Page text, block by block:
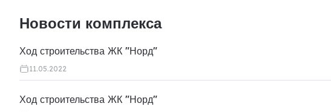
Новости комплекса
Ход строительства ЖК "Норд"
11.05.2022
Ход строительства ЖК "Норд"